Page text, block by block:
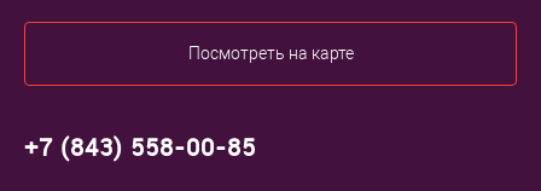
Посмотреть на карте
+7 (843) 558-00-85